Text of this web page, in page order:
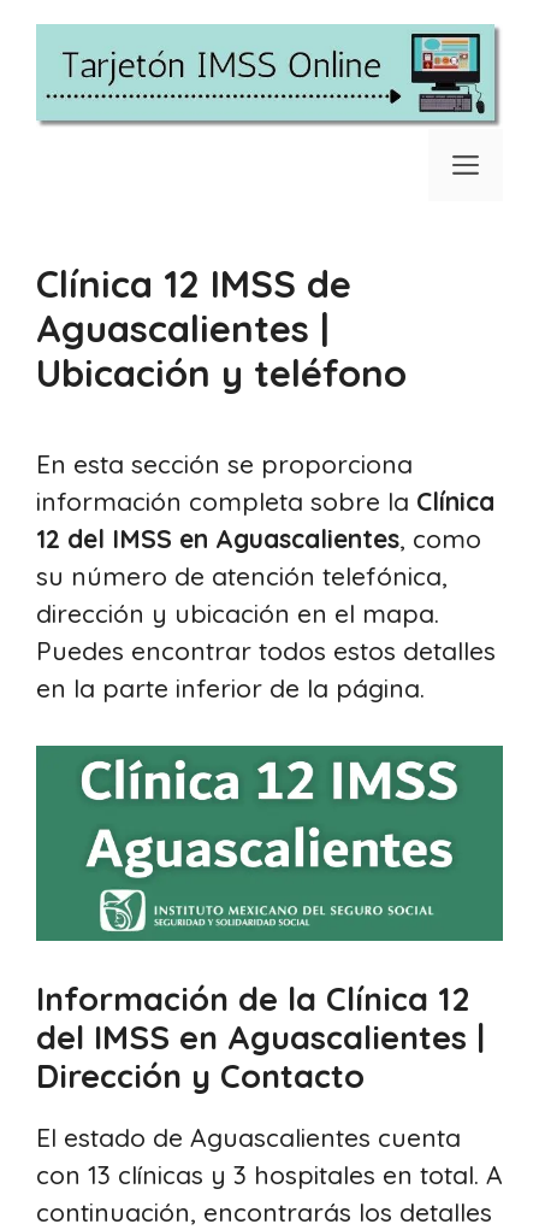
Saltar
contenido
Clínica 12 IMSS de
Aguascalientes |
Ubicación y teléfono
En esta sección se proporciona
información completa sobre la Clínica
12 del IMSS en Aguascalientes, como
su número de atención telefónica,
dirección y ubicación en el mapa.
Puedes encontrar todos estos detalles
en la parte inferior de la página.
Información de la Clínica 12
del IMSS en Aguascalientes |
Dirección y Contacto
El estado de Aguascalientes cuenta
con 13 clínicas y 3 hospitales en total. A
continuación, encontrarás los detalles